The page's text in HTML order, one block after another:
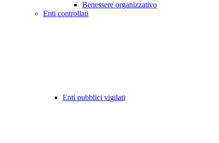
Benessere organizzativo
Enti controllati
Enti pubblici vigilati